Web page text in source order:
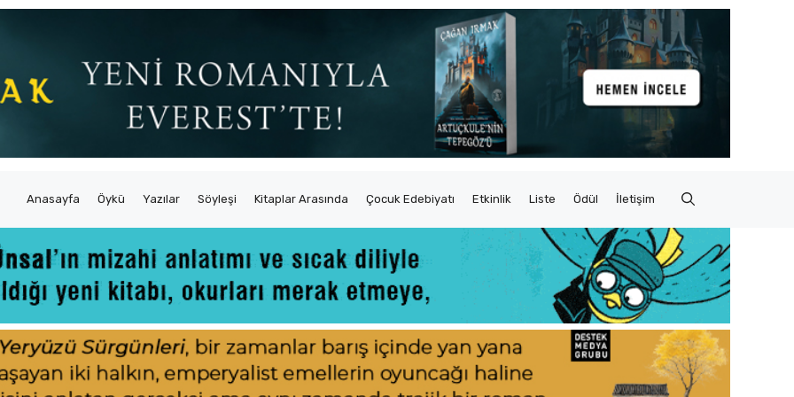
Anasayfa Öykü Yazılar Söyleşi Kitaplar Arasında Çocuk Edebiyatı Etkinlik Liste Ödül İletişim